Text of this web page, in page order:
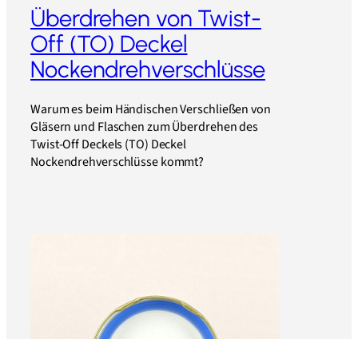
Überdrehen von Twist-
Off (TO) Deckel
Nockendrehverschlüsse
Warum es beim Händischen Verschließen von
Gläsern und Flaschen zum Überdrehen des
Twist-Off Deckels (TO) Deckel
Nockendrehverschlüsse kommt?